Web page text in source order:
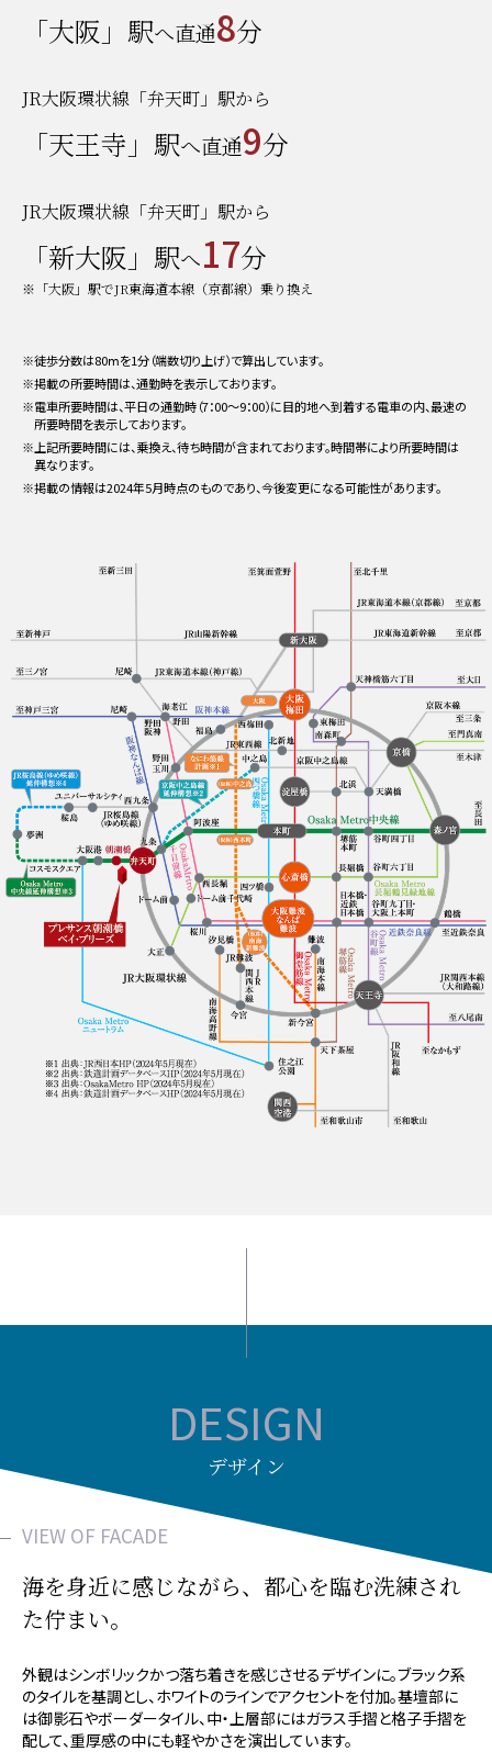
「大阪」駅へ直通8分
JR大阪環状線「弁天町」駅から
「天王寺」駅へ直通9分
JR大阪環状線「弁天町」駅から
「新大阪」駅へ17分
※「大阪」駅でJR東海道本線（京都線）乗り換え
※徒歩分数は80ⅿを1分（端数切り上げ）で算出しています。
※掲載の所要時間は、通勤時を表示しております。
※電車所要時間は、平日の通勤時（7：00〜9：00）に目的地へ到着する電車の内、最速の
所要時間を表示しております。
※上記所要時間には、乗換え、待ち時間が含まれております。時間帯により所要時間は
異なります。
※掲載の情報は2024年5月時点のものであり、今後変更になる可能性があります。
DESIGN
デザイン
VIEW OF FACADE
海を身近に感じながら、 都心を臨む洗練され
た佇まい。
外観はシンボリックかつ落ち着きを感じさせるデザインに。ブラック系
のタイルを基調とし、ホワイトのラインでアクセントを付加。基壇部に
は御影石やボーダータイル、中・上層部にはガラス手摺と格子手摺を
配して、重厚感の中にも軽やかさを演出しています。